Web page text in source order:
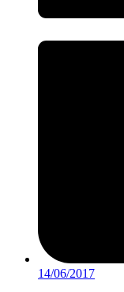
14/06/2017